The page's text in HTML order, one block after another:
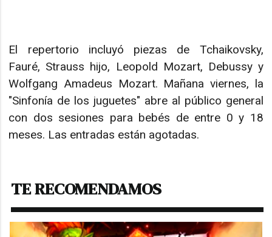
El repertorio incluyó piezas de Tchaikovsky,
Fauré, Strauss hijo, Leopold Mozart, Debussy y
Wolfgang Amadeus Mozart. Mañana viernes, la
"Sinfonía de los juguetes" abre al público general
con dos sesiones para bebés de entre 0 y 18
meses. Las entradas están agotadas.
TE RECOMENDAMOS